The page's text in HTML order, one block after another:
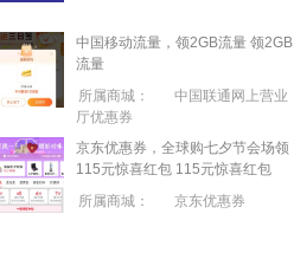
中国移动流量，领2GB流量 领2GB
流量
所属商城：
中国联通网上营业
厅优惠券
京东优惠券，全球购七夕节会场领
115元惊喜红包 115元惊喜红包
所属商城：
京东优惠券